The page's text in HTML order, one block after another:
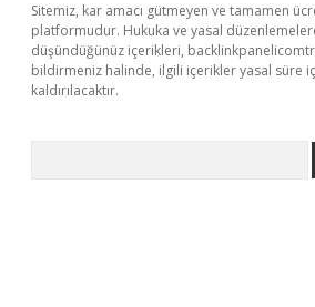
Sitemiz, kar amacı gütmeyen ve tamamen
platformudur. Hukuka ve yasal
düşündüğünüz içerikleri,
bildirmeniz halinde, ilgili içerikler yasal süre
kaldırılacaktır.